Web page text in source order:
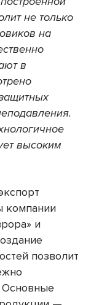
не только
на
в
высоким
компании
и
позволит
Основные